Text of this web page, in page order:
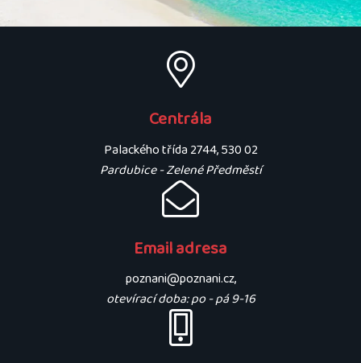
Centrála
Palackého třída 2744, 530 02
Pardubice - Zelené Předměstí
Email adresa
poznani@poznani.cz,
otevírací doba: po - pá 9-16